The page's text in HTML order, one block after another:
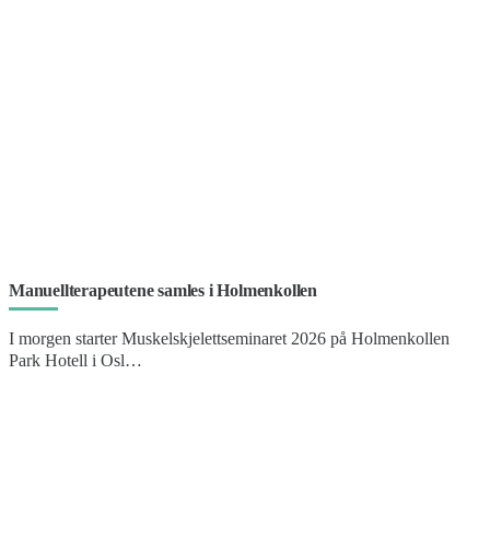
Manuellterapeutene samles i Holmenkollen
I morgen starter Muskelskjelettseminaret 2026 på Holmenkollen
Park Hotell i Osl…